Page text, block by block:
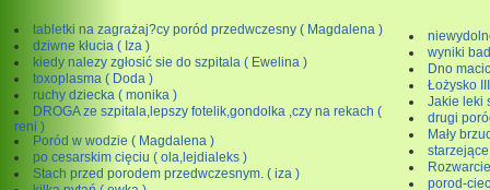
tabletki na zagrażaj?cy poród przedwczesny ( Magdalena )
dziwne kłucia ( Iza )
kiedy nalezy zgłosić sie do szpitala ( Ewelina )
toxoplasma ( Doda )
ruchy dziecka ( monika )
DROGA ze szpitala,lepszy fotelik,gondolka ,czy na rekach (
reni )
Poród w wodzie ( Magdalena )
po cesarskim cięciu ( ola,lejdialeks )
Stach przed porodem przedwczesnym. ( iza )
wyniki
Dno
Łożysko
Jakie leki
drugi
Mały
porod-